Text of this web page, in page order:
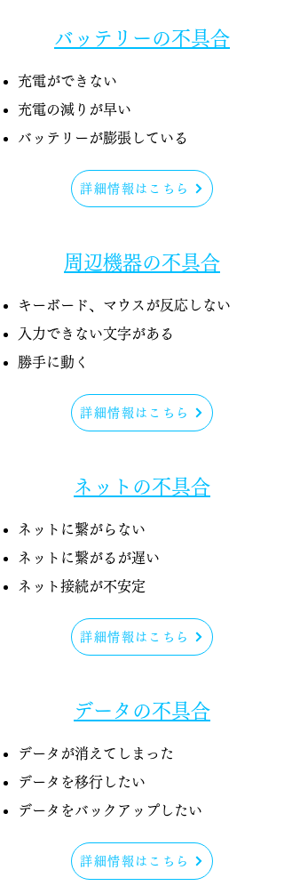
バッテリーの不具合
充電ができない
充電の減りが早い
バッテリーが膨張している
詳細情報はこちら
周辺機器の不具合
キーボード、マウスが反応しない
入力できない文字がある
​勝手に動く
詳細情報はこちら
ネットの不具合
ネットに繋がらない
ネットに繋がるが遅い
​ネット接続が不安定
詳細情報はこちら
データの不具合
データが消えてしまった
データを移行したい​
データをバックアップしたい
詳細情報はこちら